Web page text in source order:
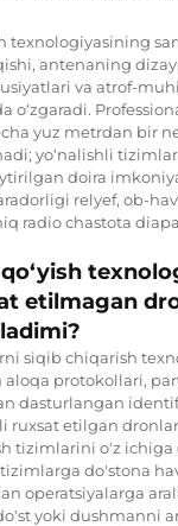
texnologiyasining
antenaning
va atrof-
o‘zgaradi.
yuz metrdan bir
yo‘nalishli
doira
relyef, ob-
radio chastota
etilmagan
siqib chiqarish
protokollari,
dasturlangan
ruxsat etilgan
tizimlarini o'z ichiga
do'stona
operatsiyalarga
yoki dushmanni